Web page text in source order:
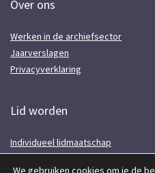
Over ons
Werken in de archiefsector
Jaarverslagen
Privacyverklaring
Lid worden
Individueel lidmaatschap
We gebruiken cookies om je de